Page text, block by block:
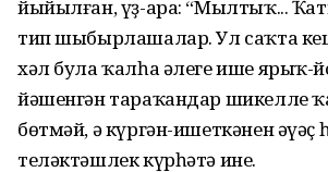
йыйылған, үҙ-ара: “Мылтыҡ...
тип шыбырлашалар. Ул саҡта
хәл була ҡалһа әлеге ише ярыҡ-
йәшенгән тараҡандар шикелле
бөтмәй, ә күргән-ишеткәнен әүәҫ
теләктәшлек күрһәтә ине.